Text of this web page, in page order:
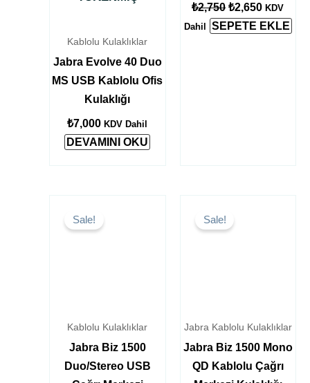
Kablolu Kulaklıklar
Jabra Evolve 40 Duo
MS USB Kablolu Ofis
Kulaklığı
₺7,000 KDV Dahil
DEVAMINI OKU
₺2,750 ₺2,650 KDV
Dahil SEPETE EKLE
Sale!
Kablolu Kulaklıklar
Jabra Biz 1500
Duo/Stereo USB
₺3,750.
Sale!
Jabra Kablolu Kulaklıklar
Jabra Biz 1500 Mono
QD Kablolu Çağrı
₺2,900.